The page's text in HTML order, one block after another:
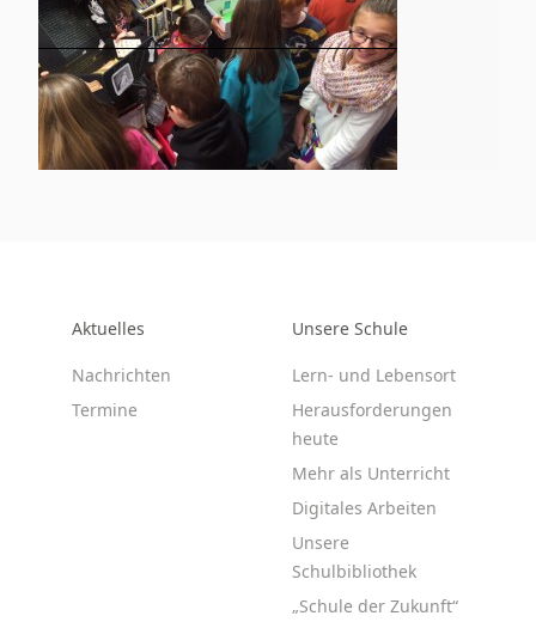
Aktuelles
Nachrichten
Termine
Unsere Schule
Lern- und Lebensort
Herausforderungen
heute
Mehr als Unterricht
Digitales Arbeiten
Unsere
Schulbibliothek
„Schule der Zukunft“